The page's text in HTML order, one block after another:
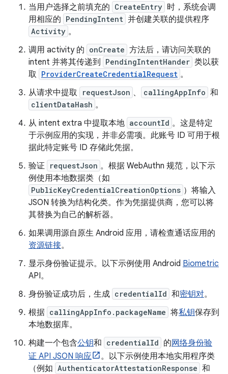
当用户选择之前填充的 CreateEntry 时，系统会调
用相应的 PendingIntent 并创建关联的提供程序
Activity 。
调用 activity 的 onCreate 方法后，请访问关联的
intent 并将其传递到
PendingIntentHander 类以获
取 ProviderCreateCredentialRequest 。
从请求中提取
requestJson 、 callingAppInfo 和
clientDataHash 。
从 intent extra 中提取本地 accountId 。这是特定
于示例应用的实现，并非必需项。此账号 ID 可用于根
据此特定账号 ID 存储此凭据。
验证 requestJson 。根据 WebAuthn 规范，以下示
例使用本地数据类（如
PublicKeyCredentialCreationOptions ）将输入
JSON 转换为结构化类。作为凭据提供商，您可以将
其替换为自己的解析器。
如果调用源自原生 Android 应用，请检查通话应用的
资源链接。
显示身份验证提示。以下示例使用 Android Biometric
API。
身份验证成功后，生成 credentialId 和密钥对。
根据 callingAppInfo.packageName 将私钥保存到
本地数据库。
构建一个包含公钥和 credentialId 的网络身份验
证 API JSON 响应
。以下示例使用本地实用程序类
（例如 AuthenticatorAttestationResponse 和